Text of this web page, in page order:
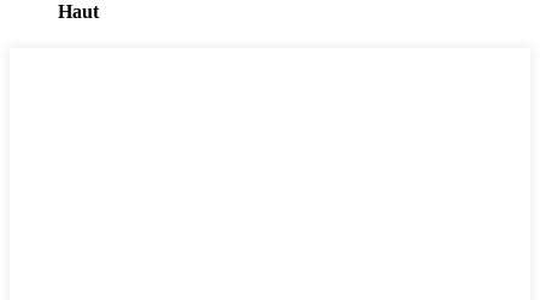
Haut